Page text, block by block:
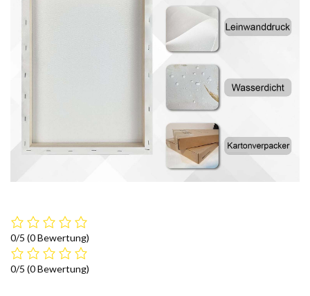
0/5 (0 Bewertung)
0/5 (0 Bewertung)